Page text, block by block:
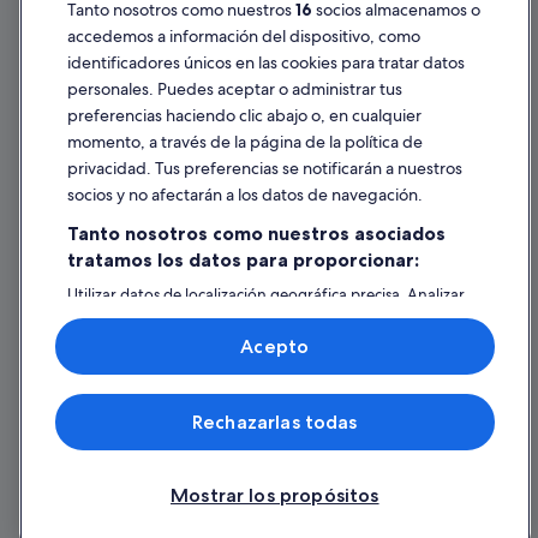
Pautas sobre el contenido y cómo denunciar contenido
Ayuda
Cancelar un vuelo
Cancelar una reserva de hotel o de un alquiler vacacional
Utilizar un cupón de Expedia
Documentos para viajes internacionales
© 2026 Expedia, Inc., una empresa de Expedia Group. Todos los derechos
reservados. Expedia y el logotipo de Expedia son marcas comerciales o
marcas comerciales registradas de Expedia, Inc. Vacationspot, S.L., Agencia
Tanto nosotros como nuestros16 socios almacenamos o
accedemos a información del dispositivo, como
identificadores únicos en las cookies para tratar datos
personales. Puedes aceptar o administrar tus
preferencias haciendo clic abajo o, en cualquier
momento, a través de la página de la política de
privacidad. Tus preferencias se notificarán a nuestros
socios y no afectarán a los datos de navegación.
Tanto nosotros como nuestros asociados
tratamos los datos para proporcionar:
Utilizar datos de localización geográfica precisa. Analizar
activamente las características del dispositivo para su
identificación. Almacenar la información en un dispositivo
y/o acceder a ella. Publicidad y contenido personalizados,
medición de publicidad y contenido, investigación de
audiencia y desarrollo de servicios.
Lista de asociados (proveedores)
Mostrar los propósitos
Rechazarlas todas
Acepto